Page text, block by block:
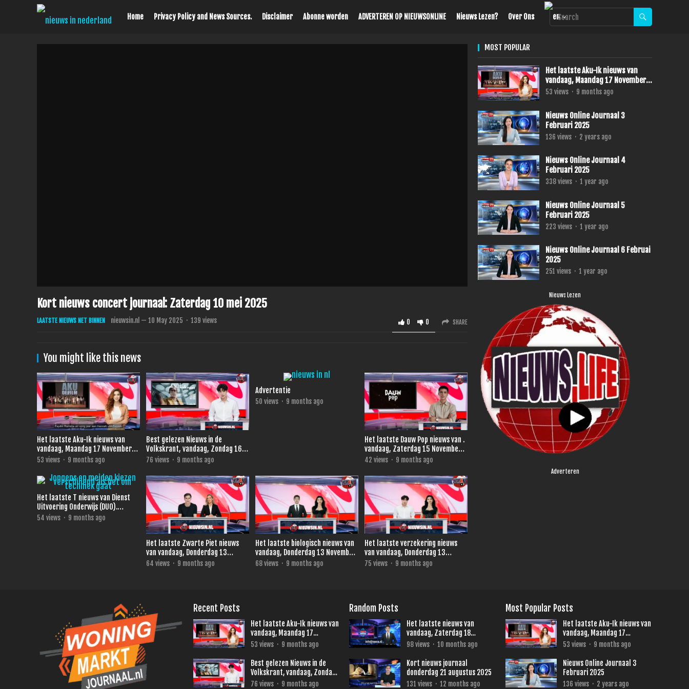
Home Privacy Policy and News Sources. Disclaimer Abonne worden ADVERTEREN OP NIEUWSONLINE Nieuws Lezen? Over Ons
Kort nieuws concert journaal: Zaterdag 10 mei 2025
LAATSTE NIEUWS NET BINNEN nieuwsin.nl — 10 May 2025 · 139 views 0 0 SHARE
You might like this news
Het laatste Aku-Ik nieuws van
vandaag, Maandag 17 November
2025.
53 views · 9 months ago
Best gelezen Nieuws in de
Volkskrant, vandaag, Zondag 16
November 2025
76 views · 9 months ago
Advertentie
50 views · 9 months ago
Het laatste Dauw Pop nieuws van .
vandaag, Zaterdag 15 November
2025
42 views · 9 months ago
Het laatste T nieuws van Dienst
Uitvoering Onderwijs (DUO).
vandaag, Vrijdag 14 November
54 views · 9 months ago
Het laatste Zwarte Piet nieuws
van vandaag, Donderdag 13
November 2025.
64 views · 9 months ago
Het laatste biologisch nieuws van
vandaag, Donderdag 13 November
2025.
68views · 9 months ago
Het laatste verzekering nieuws
van vandaag, Donderdag 13
November 2025.
75 views · 9 months ago
MOST POPULAR
Het laatste Aku-Ik nieuws van
vandaag, Maandag 17 November
2025.
53 views · 9 months ago
Nieuws Online Journaal 3
Februari 2025
136 views · 2 years ago
Nieuws Online Journaal 4
Februari 2025
338views · 1 year ago
Nieuws Online Journaal 5
Februari 2025
223 views · 1 year ago
Nieuws Online Journaal 6 Februai
2025
251 views · 1 year ago
Nieuws Lezen
Adverteren
Recent Posts
Het laatste Aku-Ik nieuws van
vandaag, Maandag 17
November 2025.
53 views · 9 months ago
Best gelezen Nieuws in de
Volkskrant, vandaag, Zondag
16 November 2025
76 views · 9 months ago
Random Posts
Het laatste nieuws van
vandaag, Zaterdag 18
October 2025
98views · 10 months ago
Kort nieuws journaal
donderdag 21 augustus 2025
131 views · 12 months ago
Most Popular Posts
Het laatste Aku-Ik nieuws van
vandaag, Maandag 17
November 2025.
53 views · 9 months ago
Nieuws Online Journaal 3
Februari 2025
136 views · 2 years ago